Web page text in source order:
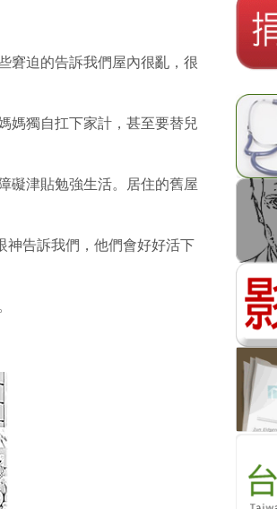
窘迫的告訴我們屋內很亂，很
媽獨自扛下家計，甚至要替兒
礙津貼勉強生活。居住的舊屋
告訴我們，他們會好好活下